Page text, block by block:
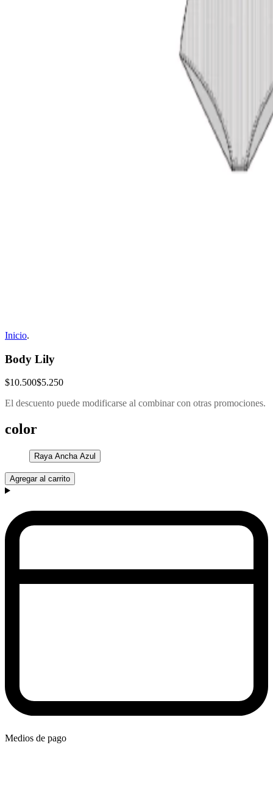
Inicio.
Body Lily
$10.500$5.250
El descuento puede modificarse al combinar con otras promociones.
color
Raya Ancha Azul
Agregar al carrito
Medios de pago